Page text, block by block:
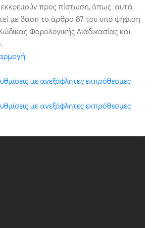
προς πίστωση, όπως αυτά
με βάση το άρθρο 87 του υπό ψήφιση
Φορολογικής Διαδικασίας και
με ανεξόφλητες εκπρόθεσμες
με ανεξόφλητες εκπρόθεσμες